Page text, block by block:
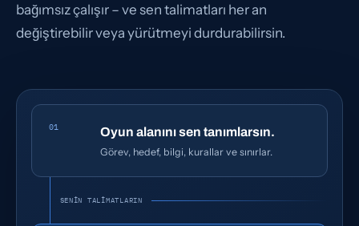
bağımsız çalışır – ve sen talimatları her an
değiştirebilir veya yürütmeyi durdurabilirsin.
01 Oyun alanını sen tanımlarsın.
Görev, hedef, bilgi, kurallar ve sınırlar.
SENIN TALIMATLARIN